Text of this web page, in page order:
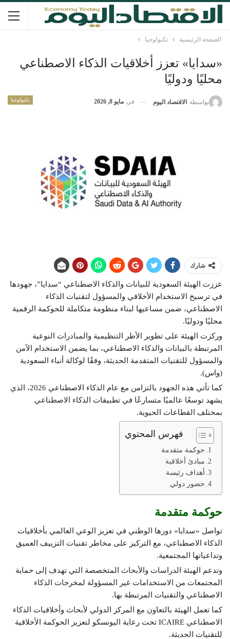
الصفحة الرئيسية تكنولوجيا
«سدايا» تعزز أخلاقيات الذكاء الاصطناعي
محليًا ودوليًا
تكنولوجيا بواسطة الاقتصاد اليوم في مايو 8, 2026
شارك
عززت الهيئة السعودية للبيانات والذكاء الاصطناعي “سدايا”، جهودها
في ترسيخ الاستخدام الأخلاقي والمسؤول لتقنيات الذكاء
الاصطناعي، ضمن مساعيها لبناء منظومة متكاملة للحوكمة الرقمية
محليًا ودوليًا.
وركزت الهيئة على تطوير الأطر التنظيمية والمبادرات النوعية
المرتبطة بالبيانات والذكاء الاصطناعي، بما يضمن الاستخدام الآمن
والمسؤول للتقنيات المتقدمة الحديثة، وفقًا لوكالة أنباء السعودية
(واس).
كما تأتي هذه الجهود بالتزامن مع عام الذكاء الاصطناعي 2026، الذي
يشهد توسعًا عالميًا متسارعًا في تطبيقات الذكاء الاصطناعي
بمختلف القطاعات الحيوية.
فهرس المحتوي
حوكمة متقدمة
مبادئ أخلاقية
أهداف رئيسة
حضور دولي
حوكمة متقدمة
تواصل «سدايا» دورها الوطني في تعزيز الوعي العالمي بأخلاقيات
الذكاء الاصطناعي، مع التركيز على مخاطر تقنيات التزييف العميق
وتداعياتها المجتمعية.
وتدعم الهيئة الدراسات والأبحاث المتخصصة التي تهدف إلى حماية
المجتمعات من الاستخدامات غير المسؤولة لمخرجات الذكاء
الاصطناعي والتقنيات المرتبطة بها.
كما تعمل الهيئة بالتعاون مع المركز الدولي لأبحاث وأخلاقيات الذكاء
الاصطناعي ICAIRE تحت رعاية اليونسكو لتعزيز الحوكمة الأخلاقية
للتقنيات الحديثة.